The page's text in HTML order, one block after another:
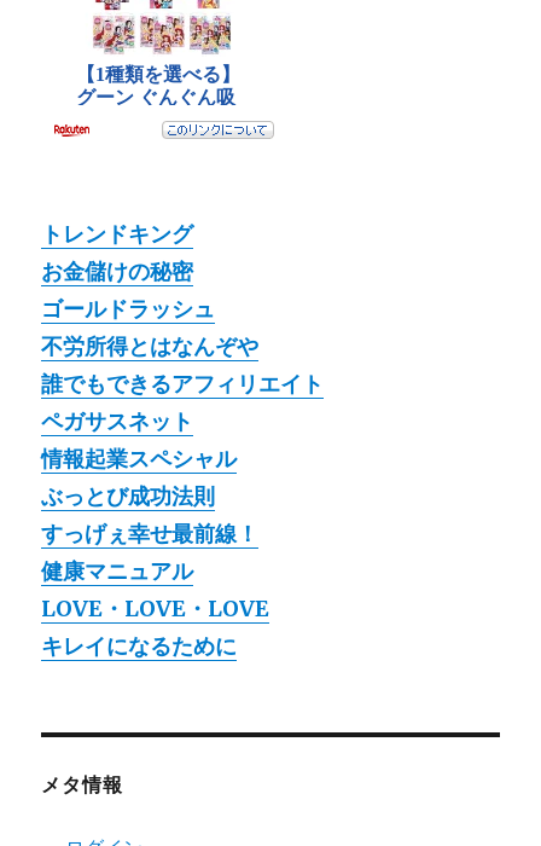
トレンドキング
お金儲けの秘密
ゴールドラッシュ
不労所得とはなんぞや
誰でもできるアフィリエイト
ペガサスネット
情報起業スペシャル
ぶっとび成功法則
すっげぇ幸せ最前線！
健康マニュアル
LOVE・LOVE・LOVE
キレイになるために
メタ情報